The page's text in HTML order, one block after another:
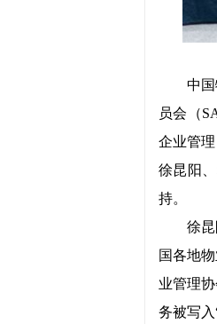
中
员会（
企业管
徐昆阳
持。
徐
国各地
业管理
务被写入